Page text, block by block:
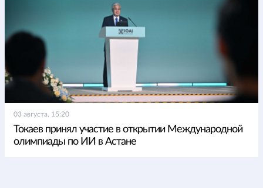
03 августа, 15:20
Токаев принял участие в открытии Международной
олимпиады по ИИ в Астане